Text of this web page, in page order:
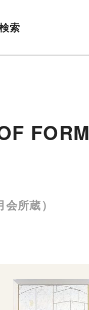
索
FORM
所蔵）